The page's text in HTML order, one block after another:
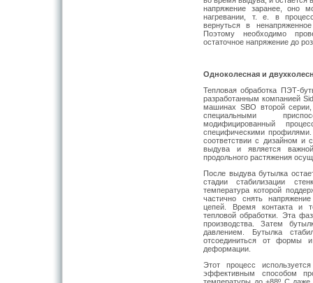
напряжение заранее, оно
нагревании, т. е. в
вернуться в
Поэтому необходимо
остаточное напряжение до
Одноколесная и
Тепловая обработка ПЭТ-
разработанным компанией
машинах SBO второй
специальными
модифицированный
специфическими
соответствии с дизайном и
выдува и является
продольного растяжения
После выдува бутылка
стадии стабилизации
температура которой
частично снять
цепей. Время контакта и
тепловой обработки. Эта
производства. Затем
давлением. Бутылка
отсоединиться от формы
деформации.
Этот процесс
эффективным способом